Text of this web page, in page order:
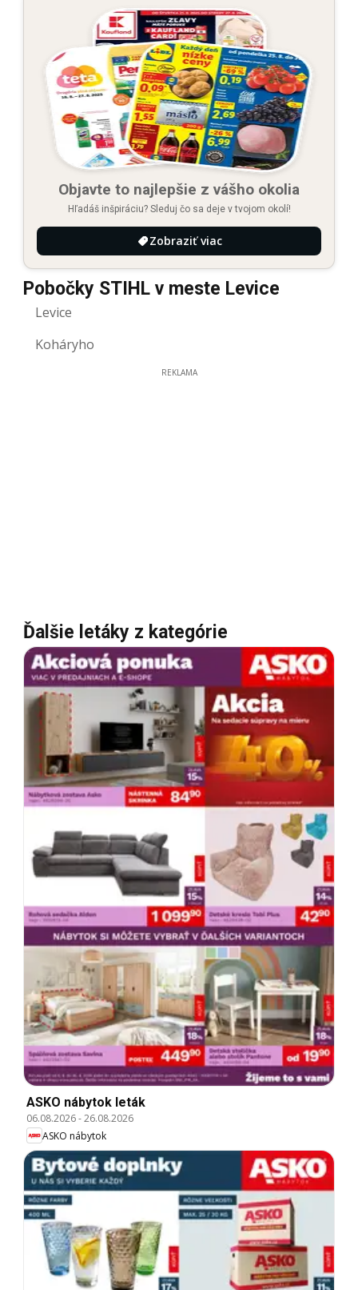
Objavte to najlepšie z vášho okolia
Hľadáš inšpiráciu? Sleduj čo sa deje v tvojom okolí!
Zobraziť viac
Pobočky STIHL v meste Levice
Levice
Koháryho
REKLAMA
Ďalšie letáky z kategórie
ASKO nábytok leták
06.08.2026-26.08.2026
ASKO nábytok